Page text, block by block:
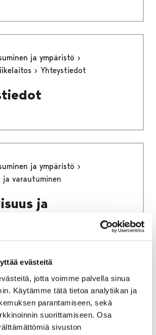
evästeitä
jotta voimme palvella sinua
Käytämme tätä tietoa analytiikan ja
parantamiseen, sekä
suorittamiseen. Osa
sivuston
ja ympäristö
Yhteystiedot
ja ympäristö
ja varautuminen
ja
aika
Nuoret
Porin malli
mallissa